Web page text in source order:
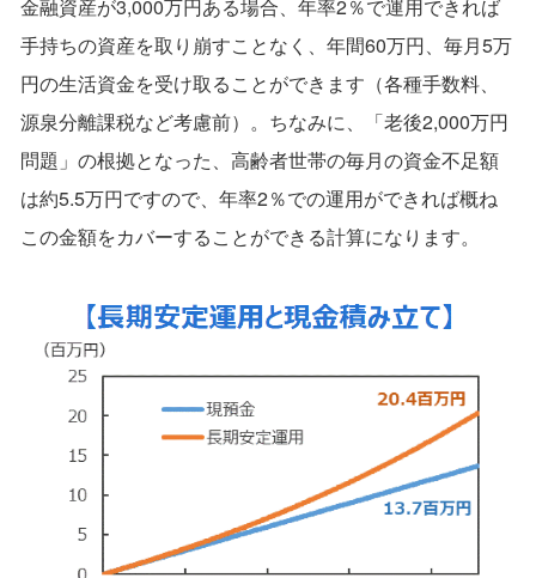
金融資産が3,000万円ある場合、年率2％で運用できれば
手持ちの資産を取り崩すことなく、年間60万円、毎月5万
円の生活資金を受け取ることができます（各種手数料、
源泉分離課税など考慮前）。ちなみに、「老後2,000万円
問題」の根拠となった、高齢者世帯の毎月の資金不足額
は約5.5万円ですので、年率2％での運用ができれば概ね
この金額をカバーすることができる計算になります。